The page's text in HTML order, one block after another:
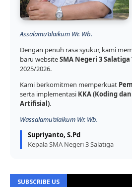
Assalamu’alaikum Wr. Wb.
Dengan penuh rasa syukur, kami
baru websiteSMA Negeri 3 Salatiga
2025/2026.
Kami berkomitmen memperkuat
serta implementasi KKA (Koding
Artifisial).
Wassalamu’alaikum Wr. Wb.
Supriyanto, S.Pd
Kepala SMA Negeri 3 Salatiga
SUBSCRIBE US